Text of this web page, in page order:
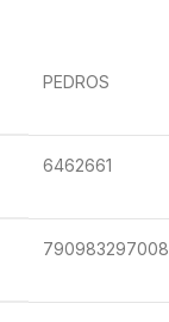
PEDROS
6462661
790983297008